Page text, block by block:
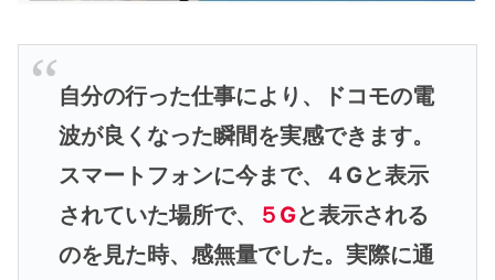
自分の行った仕事により、ドコモの電
波が良くなった瞬間を実感できます。
スマートフォンに今まで、４Gと表示
されていた場所で、
５Gと表示される
のを見た時、感無量でした。実際に通